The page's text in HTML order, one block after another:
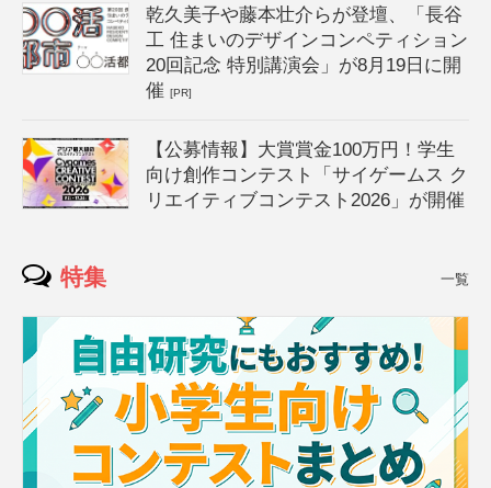
乾久美子や藤本壮介らが登壇、「長谷
工 住まいのデザインコンペティション
20回記念 特別講演会」が8月19日に開
催[PR]
【公募情報】大賞賞金100万円！学生
向け創作コンテスト「サイゲームス ク
リエイティブコンテスト2026」が開催
特集 一覧